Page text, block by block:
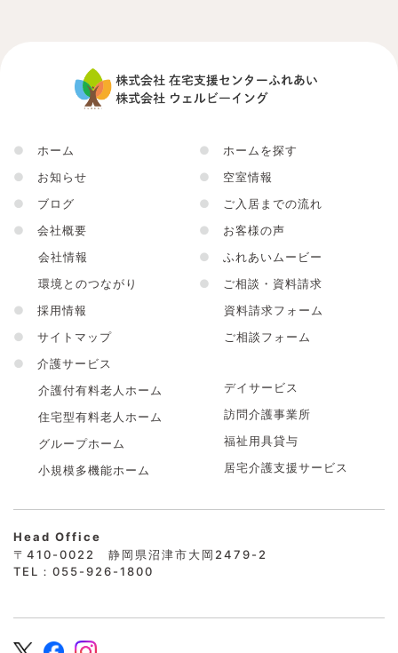
●
ホーム
●
お知らせ
●
ブログ
●
会社概要
会社情報
環境とのつながり
●
採用情報
●
サイトマップ
●
介護サービス
介護付有料老人ホーム
住宅型有料老人ホーム
グループホーム
小規模多機能ホーム
●
ホームを探す
●
空室情報
●
ご入居までの流れ
●
お客様の声
●
ふれあいムービー
●
ご相談・資料請求
資料請求フォーム
ご相談フォーム
デイサービス
訪問介護事業所
福祉用具貸与
居宅介護支援サービス
Head Office
〒410-0022 静岡県沼津市大岡2479-2
TEL：055-926-1800